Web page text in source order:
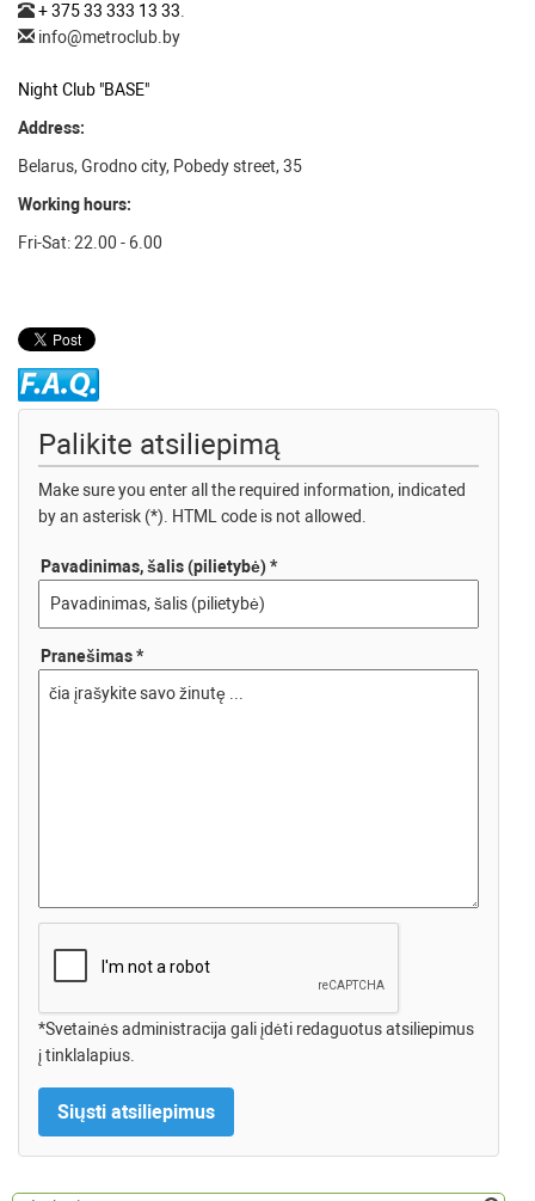
+ 375 33 333 13 33
info@metroclub.by
Night Club "BASE"
Address:
Belarus, Grodno city, Pobedy street, 35
Working hours:
Fri-Sat: 22.00 - 6.00
Palikite atsiliepimą
Make sure you enter all the required information, indicated
by an asterisk (*). HTML code is not allowed.
Pavadinimas, šalis (pilietybė) *
Pranešimas *
*Svetainės administracija gali įdėti redaguotus atsiliepimus
į tinklalapius.